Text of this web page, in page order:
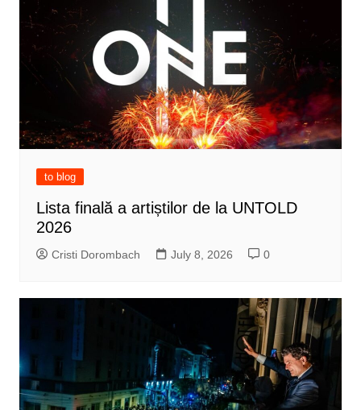
to blog
Lista finală a artiștilor de la UNTOLD
2026
Cristi Dorombach July 8, 2026 0